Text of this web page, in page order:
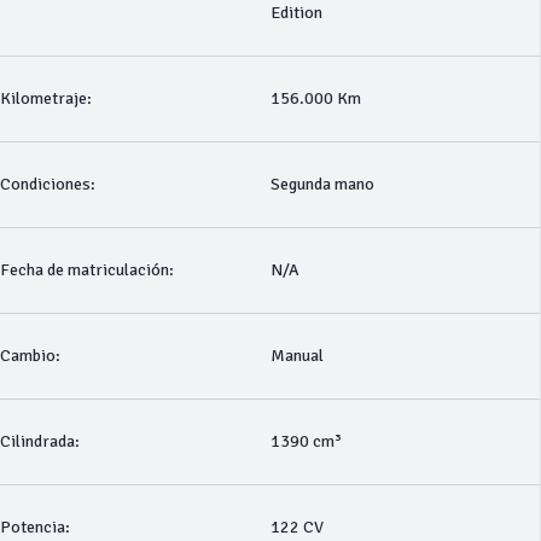
Edition
Kilometraje: 156.000 Km
Condiciones: Segunda mano
Fecha de matriculación: N/A
Cambio: Manual
Cilindrada: 1390 cm³
Potencia: 122 CV